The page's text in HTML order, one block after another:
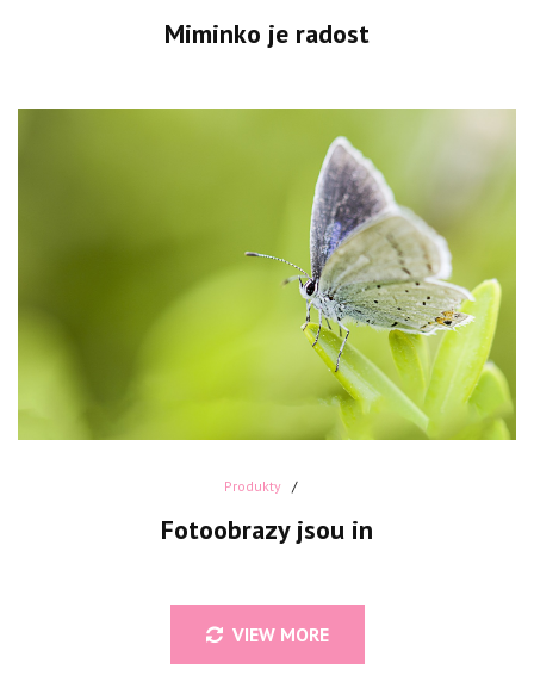
Miminko je radost
Produkty
Fotoobrazy jsou in
VIEW MORE